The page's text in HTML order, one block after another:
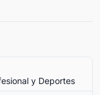
y Deportes